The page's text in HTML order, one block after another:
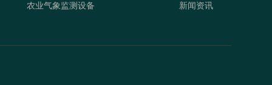
农业气象监测设备 新闻资讯